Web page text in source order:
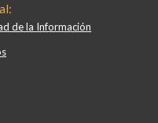
de la Información